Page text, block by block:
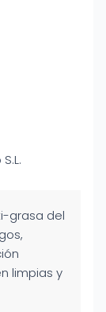
grasa del
limpias y